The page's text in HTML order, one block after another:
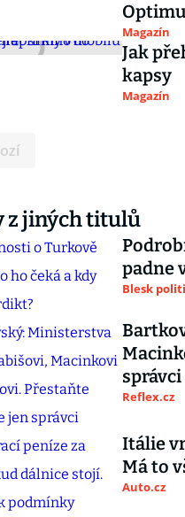
Magazín
Jak
kapsy
Magazín
z jiných titulů
padne
Blesk
správci
Reflex.cz
Itálie
Má to
Auto.cz